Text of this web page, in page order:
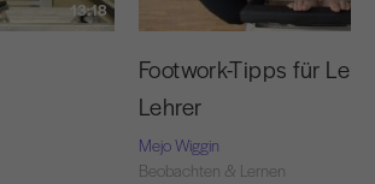
13:18
Footwork-Tipps für
Lehrer
Mejo Wiggin
Beobachten & Lernen